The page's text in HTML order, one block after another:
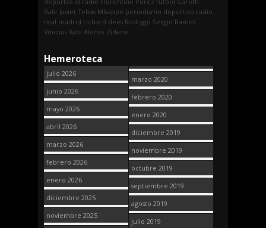
Bale Javier Tebas Mbappe periodismo deportivo radio
real madrid richard dees Rodrygo Sergio Ramos
Vinicius Xabi Alonso Zidane
Hemeroteca
julio 2026
junio 2026
mayo 2026
abril 2026
marzo 2026
febrero 2026
enero 2026
diciembre 2025
noviembre 2025
marzo 2020
febrero 2020
enero 2020
diciembre 2019
noviembre 2019
octubre 2019
septiembre 2019
agosto 2019
julio 2019